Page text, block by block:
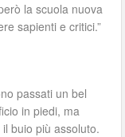
la scuola nuova
sapienti e critici.”
passati un bel
in piedi, ma
buio più assoluto.